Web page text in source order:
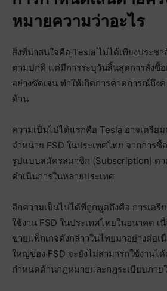
หมายความว่าอะไร
สิ่งที่น่าสนใจคือ Tesla ไม่ได้เพียงประช
ตามปกติ แต่มีการระบุวันสิ้นสุดการสั่งซื้อ
อย่างชัดเจน ทำให้เกิดการคาดการณ์ถึง
ด้าน
ความเป็นไปได้แรกคือ Tesla อาจเตรีย
จำหน่าย FSD ในประเทศไทย จากการ
รูปแบบสมัครสมาชิก (Subscription) ต
ดำเนินการในหลายประเทศ
อีกความเป็นไปได้ที่ถูกพูดถึงคือ การเตรี
ใช้งาน FSD ในประเทศไทยในอนาคต เ
ขายแพ็กเกจดังกล่าวในไทยมาอย่างต่อเ
ใหญ่ของ FSD จะยังไม่สามารถใช้งานไ
กำหนดด้านกฎหมายและกฎระเบียบภาย